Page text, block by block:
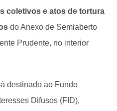
coletivos e atos de tortura
do Anexo de Semiaberto
Prudente, no interior
destinado ao Fundo
Difusos (FID),